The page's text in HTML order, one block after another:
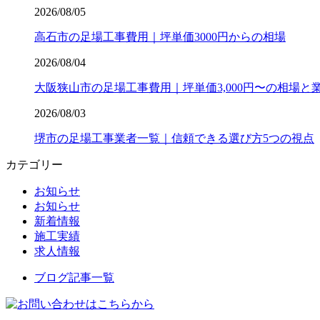
2026/08/05
高石市の足場工事費用｜坪単価3000円からの相場
2026/08/04
大阪狭山市の足場工事費用｜坪単価3,000円〜の相場と
2026/08/03
堺市の足場工事業者一覧｜信頼できる選び方5つの視点
カテゴリー
お知らせ
お知らせ
新着情報
施工実績
求人情報
ブログ記事一覧